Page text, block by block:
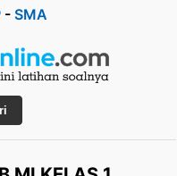
- SMA